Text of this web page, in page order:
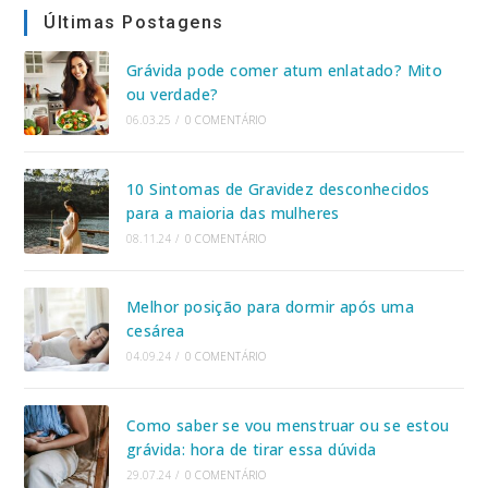
Últimas Postagens
Grávida pode comer atum enlatado? Mito
ou verdade?
06.03.25 / 0 COMENTÁRIO
10 Sintomas de Gravidez desconhecidos
para a maioria das mulheres
08.11.24 / 0 COMENTÁRIO
Melhor posição para dormir após uma
cesárea
04.09.24 / 0 COMENTÁRIO
Como saber se vou menstruar ou se estou
grávida: hora de tirar essa dúvida
29.07.24 / 0 COMENTÁRIO